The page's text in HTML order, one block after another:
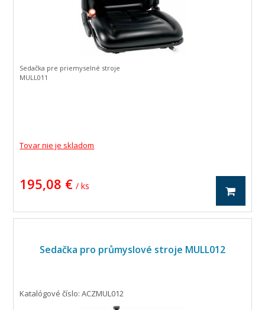
Tovar nie je skladom
195,08 € / ks
Sedačka pre priemyselné stroje
MULL011
Sedačka pro průmyslové stroje MULL012
Katalógové číslo: ACZMUL012